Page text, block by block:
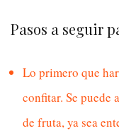
Pasos a seguir
Lo primero que
confitar. Se puede
de fruta, ya sea